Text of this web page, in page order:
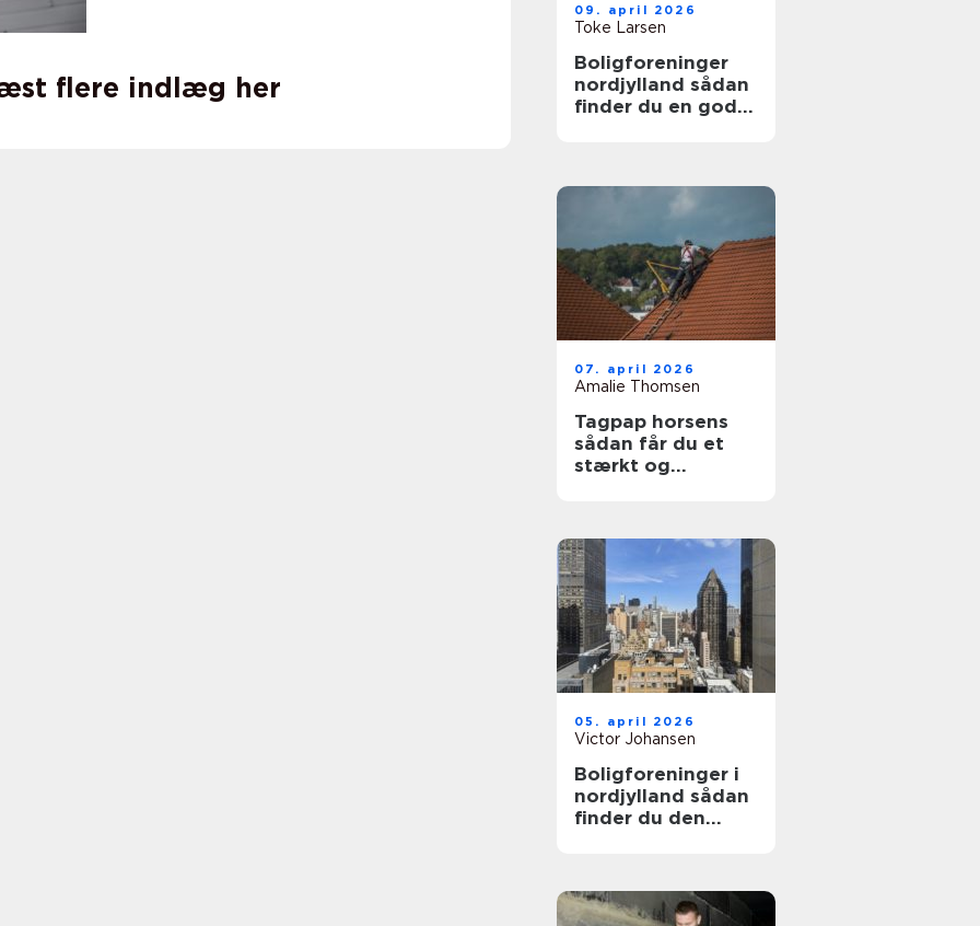
flere indlæg her
09. april 2026
Toke Larsen
Boligforeninger
nordjylland sådan
finder du en god
07. april 2026
Amalie Thomsen
Tagpap horsens
sådan får du et
stærkt og
05. april 2026
Victor Johansen
Boligforeninger i
nordjylland sådan
finder du den